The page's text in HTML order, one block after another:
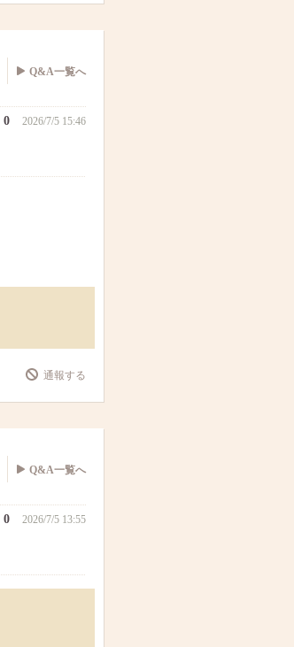
Q&A一覧へ
0 2026/7/5 15:46
通報する
Q&A一覧へ
0 2026/7/5 13:55